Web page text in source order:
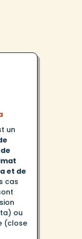
un
et de
cas
ou
(close